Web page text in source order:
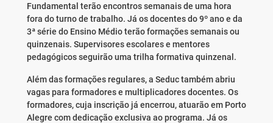
Fundamental terão encontros semanais de uma hora
fora do turno de trabalho. Já os docentes do 9º ano e da
3ª série do Ensino Médio terão formações semanais ou
quinzenais. Supervisores escolares e mentores
pedagógicos seguirão uma trilha formativa quinzenal.
Além das formações regulares, a Seduc também abriu
vagas para formadores e multiplicadores docentes. Os
formadores, cuja inscrição já encerrou, atuarão em Porto
Alegre com dedicação exclusiva ao programa. Já os